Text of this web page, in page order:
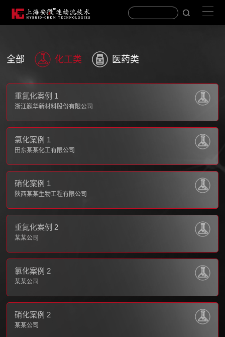
全部 化工类 医药类
重氮化案例 1
浙江巍华新材料股份有限公司
氯化案例 1
田东某某化工有限公司
硝化案例 1
陕西某某生物工程有限公司
重氮化案例 2
某某公司
氯化案例 2
某某公司
硝化案例 2
某某公司